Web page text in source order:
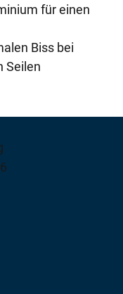
für einen
Biss bei
Seilen